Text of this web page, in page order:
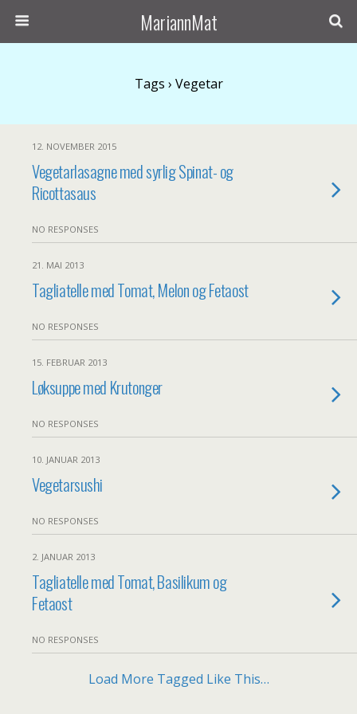
MariannMat
Tags › Vegetar
12. NOVEMBER 2015
Vegetarlasagne med syrlig Spinat- og
Ricottasaus
NO RESPONSES
21. MAI 2013
Tagliatelle med Tomat, Melon og Fetaost
NO RESPONSES
15. FEBRUAR 2013
Løksuppe med Krutonger
NO RESPONSES
10. JANUAR 2013
Vegetarsushi
NO RESPONSES
2. JANUAR 2013
Tagliatelle med Tomat, Basilikum og
Fetaost
NO RESPONSES
Load More Tagged Like This…